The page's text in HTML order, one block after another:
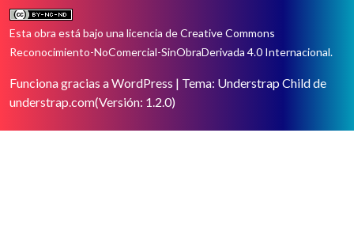
Esta obra está bajo una licencia de Creative Commons
Reconocimiento-NoComercial-SinObraDerivada 4.0 Internacional.
Funciona gracias a WordPress | Tema: Understrap Child de
understrap.com(Versión: 1.2.0)